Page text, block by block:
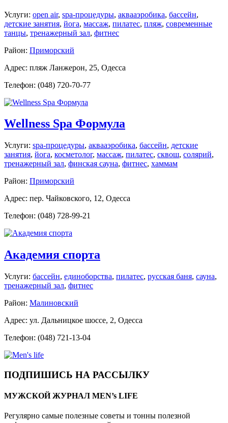
Услуги: open air, spa-процедуры, аквааэробика, бассейн,
детские занятия, йога, массаж, пилатес, пляж, современные
танцы, тренажерный зал, фитнес
Район: Приморский
Адрес: пляж Ланжерон, 25, Одесса
Телефон: (048) 720-70-77
Wellness Spa Формула
Услуги: spa-процедуры, аквааэробика, бассейн, детские
занятия, йога, косметолог, массаж, пилатес, сквош, солярий,
тренажерный зал, финская сауна, фитнес, хаммам
Район: Приморский
Адрес: пер. Чайковского, 12, Одесса
Телефон: (048) 728-99-21
Академия спорта
Услуги: бассейн, единоборства, пилатес, русская баня, сауна,
тренажерный зал, фитнес
Район: Малиновский
Адрес: ул. Дальницкое шоссе, 2, Одесса
Телефон: (048) 721-13-04
ПОДПИШИСЬ НА РАССЫЛКУ
МУЖСКОЙ ЖУРНАЛ MEN’s LIFE
Регулярно самые полезные советы и тонны полезной